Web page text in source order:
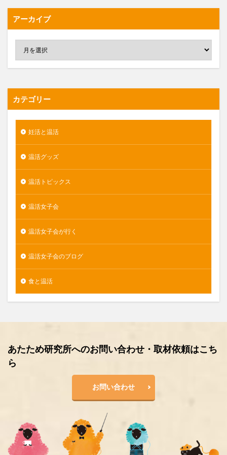
アーカイブ
カテゴリー
妊活と温活
温活グッズ
温活トピックス
温活女子会
温活女子会が行く
温活女子会のブログ
食と温活
あたため研究所へのお問い合わせ・取材依頼はこち
ら
お問い合わせ